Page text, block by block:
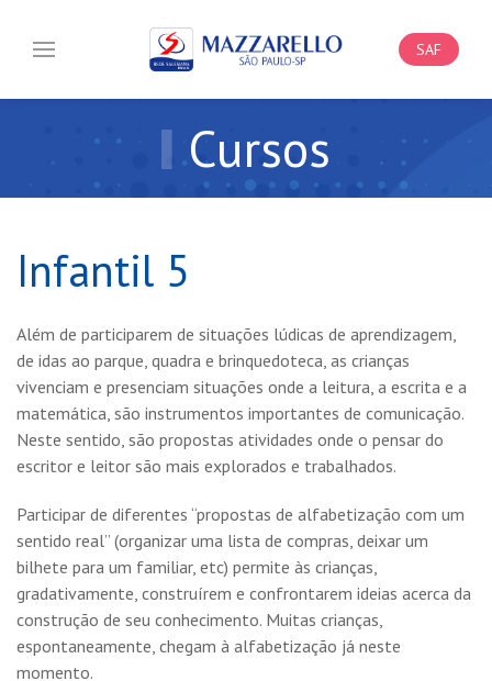
SAF
Cursos
Infantil 5
Além de participarem de situações lúdicas de aprendizagem,
de idas ao parque, quadra e brinquedoteca, as crianças
vivenciam e presenciam situações onde a leitura, a escrita e a
matemática, são instrumentos importantes de comunicação.
Neste sentido, são propostas atividades onde o pensar do
escritor e leitor são mais explorados e trabalhados.
Participar de diferentes “propostas de alfabetização com um
sentido real” (organizar uma lista de compras, deixar um
bilhete para um familiar, etc) permite às crianças,
gradativamente, construírem e confrontarem ideias acerca da
construção de seu conhecimento. Muitas crianças,
espontaneamente, chegam à alfabetização já neste
momento.